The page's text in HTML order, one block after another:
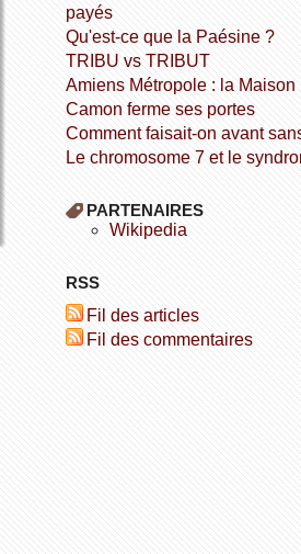
payés
Qu'est-ce que la Paésine ?
TRIBU vs TRIBUT
Amiens Métropole : la Maison Médicale de
Camon ferme ses portes
Comment faisait-on avant
Le chromosome 7 et le
PARTENAIRES
wikipedia
RSS
Fil des articles
Fil des commentaires